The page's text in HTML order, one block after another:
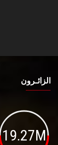
الزائـرون
19.27M